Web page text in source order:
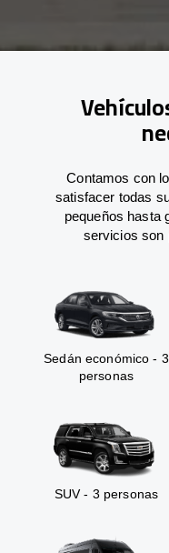
Contamos con
satisfacer todas
pequeños hasta
servicios son
Sedán económico - 3
personas
SUV - 3 personas